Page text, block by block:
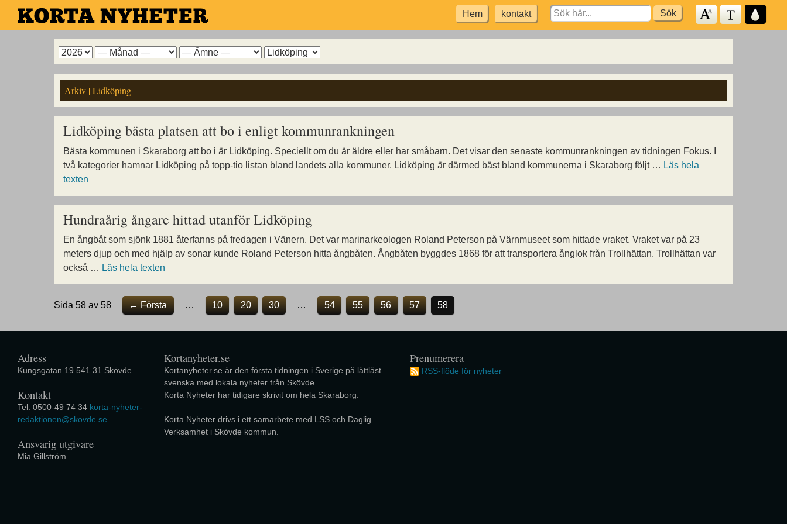
Hoppa
till
huvudinnehållet
Hem kontakt
Search
for:
Arkiv
för
år
Arkiv
för
månad
Arkiv
för
ämne
Arkiv
för
kommun
Arkiv | Lidköping
Lidköping bästa platsen att bo i enligt kommunrankningen
Bästa kommunen i Skaraborg att bo i är Lidköping. Speciellt om du är äldre eller har småbarn. Det visar den senaste kommunrankningen av tidningen Fokus. I
två kategorier hamnar Lidköping på topp-tio listan bland landets alla kommuner. Lidköping är därmed bäst bland kommunerna i Skaraborg följt … Läs hela
texten
Hundraårig ångare hittad utanför Lidköping
En ångbåt som sjönk 1881 återfanns på fredagen i Vänern. Det var marinarkeologen Roland Peterson på Värnmuseet som hittade vraket. Vraket var på 23
meters djup och med hjälp av sonar kunde Roland Peterson hitta ångbåten. Ångbåten byggdes 1868 för att transportera ånglok från Trollhättan. Trollhättan var
också … Läs hela texten
Sida 58 av 58 ← Första … 10 20 30 … 54 55 56 57 58
Adress
Kungsgatan 19 541 31 Skövde
Kontakt
Tel. 0500-49 74 34 korta-nyheter-
redaktionen@skovde.se
Ansvarig utgivare
Mia Gillström.
Kortanyheter.se
Kortanyheter.se är den första tidningen i Sverige på lättläst
svenska med lokala nyheter från Skövde.
Korta Nyheter har tidigare skrivit om hela Skaraborg.
Korta Nyheter drivs i ett samarbete med LSS och Daglig
Verksamhet i Skövde kommun.
Prenumerera
RSS-flöde för nyheter